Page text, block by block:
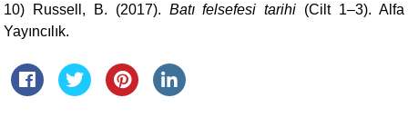
10) Russell, B. (2017). Batı felsefesi tarihi (Cilt 1–3). Alfa
Yayıncılık.